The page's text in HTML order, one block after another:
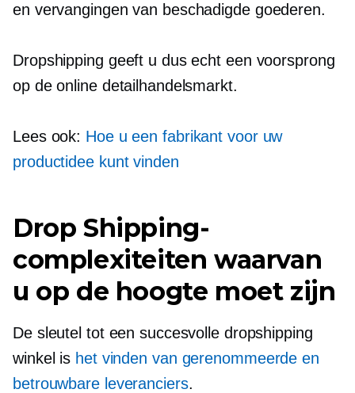
en vervangingen van beschadigde goederen.
Dropshipping geeft u dus echt een voorsprong
op de online detailhandelsmarkt.
Lees ook: Hoe u een fabrikant voor uw
productidee kunt vinden
Drop Shipping-
complexiteiten waarvan
u op de hoogte moet zijn
De sleutel tot een succesvolle dropshipping
winkel is het vinden van gerenommeerde en
betrouwbare leveranciers.